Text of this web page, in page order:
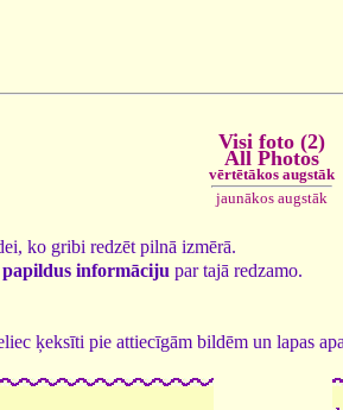
Visi foto (2)
All Photos
vērtētākos augstāk
jaunākos augstāk
ko gribi redzēt pilnā izmērā.
papildus informāciju par tajā redzamo.
ķeksīti pie attiecīgām bildēm un lapas